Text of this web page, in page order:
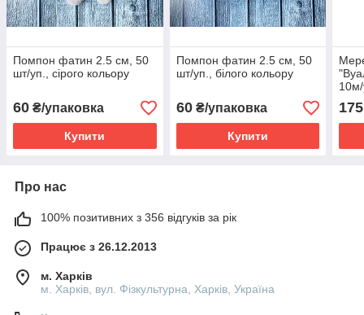
Помпон фатин 2.5 см, 50
шт/уп., сірого кольору
60 ₴/упаковка
Купити
Помпон фатин 2.5 см, 50
шт/уп., білого кольору
60₴/упаковка
Купити
10м/
175
Про нас
100% позитивних з 356 відгуків за рік
Працює з 26.12.2013
м. Харків
м. Харків, вул. Фізкультурна, Харків, Україна